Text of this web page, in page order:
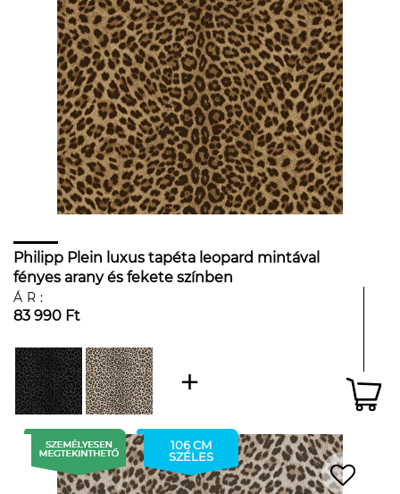
Philipp Plein luxus tapéta leopard mintával
fényes arany és fekete színben
ÁR:
83 990 Ft
106 CM
SZÉLES